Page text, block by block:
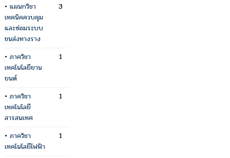
• แผนกวิชา
เทคนิคควบคุม
และซ่อมระบบ
ขนส่งทางราง
3
• ภาควิชา
เทคโนโลยียาน
ยนต์
1
• ภาควิชา
เทคโนโลยี
สารสนเทศ
1
• ภาควิชา
เทคโนโลยีไฟฟ้า
1